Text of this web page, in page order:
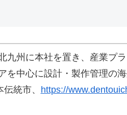
州に本社を置き、産業プ
中心に設計・製作管理の
統市、
https://